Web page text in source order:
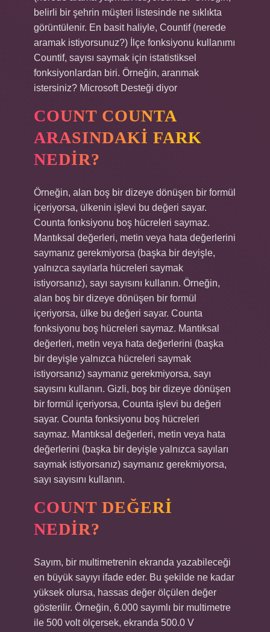
belirli bir şehrin müşteri listesinde ne sıklıkta
görüntülenir. En basit haliyle, Countif (nerede
aramak istiyorsunuz?) İlçe fonksiyonu kullanımı
Countif, sayısı saymak için istatistiksel
fonksiyonlardan biri. Örneğin, aranmak
istersiniz? Microsoft Desteği diyor
COUNT COUNTA
ARASINDAKI FARK
NEDIR?
Örneğin, alan boş bir dizeye dönüşen bir formül
içeriyorsa, ülkenin işlevi bu değeri sayar.
Counta fonksiyonu boş hücreleri saymaz.
Mantıksal değerleri, metin veya hata değerlerini
saymanız gerekmiyorsa (başka bir deyişle,
yalnızca sayılarla hücreleri saymak
istiyorsanız), sayı sayısını kullanın. Örneğin,
alan boş bir dizeye dönüşen bir formül
içeriyorsa, ülke bu değeri sayar. Counta
fonksiyonu boş hücreleri saymaz. Mantıksal
değerleri, metin veya hata değerlerini (başka
bir deyişle yalnızca hücreleri saymak
istiyorsanız) saymanız gerekmiyorsa, sayı
sayısını kullanın. Gizli, boş bir dizeye dönüşen
bir formül içeriyorsa, Counta işlevi bu değeri
sayar. Counta fonksiyonu boş hücreleri
saymaz. Mantıksal değerleri, metin veya hata
değerlerini (başka bir deyişle yalnızca sayıları
saymak istiyorsanız) saymanız gerekmiyorsa,
sayı sayısını kullanın.
COUNT DEĞERI
NEDIR?
Sayım, bir multimetrenin ekranda yazabileceği
en büyük sayıyı ifade eder. Bu şekilde ne kadar
yüksek olursa, hassas değer ölçülen değer
gösterilir. Örneğin, 6.000 sayımlı bir multimetre
ile 500 volt ölçersek, ekranda 500.0 V